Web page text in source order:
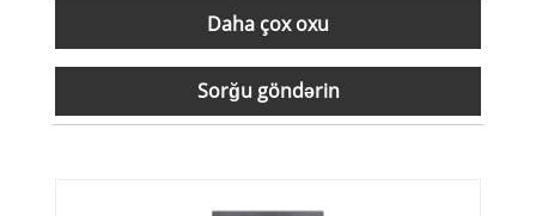
Daha çox oxu
Sorğu göndərin